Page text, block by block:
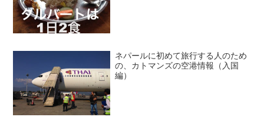
ネパールに初めて旅行する人のため
の、カトマンズの空港情報（入国
編）